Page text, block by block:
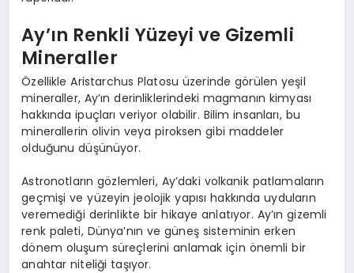
Ay’ın Renkli Yüzeyi ve Gizemli
Mineraller
Özellikle Aristarchus Platosu üzerinde görülen yeşil
mineraller, Ay’ın derinliklerindeki magmanın kimyası
hakkında ipuçları veriyor olabilir. Bilim insanları, bu
minerallerin olivin veya piroksen gibi maddeler
olduğunu düşünüyor.
Astronotların gözlemleri, Ay’daki volkanik patlamaların
geçmişi ve yüzeyin jeolojik yapısı hakkında uyduların
veremediği derinlikte bir hikaye anlatıyor. Ay’ın gizemli
renk paleti, Dünya’nın ve güneş sisteminin erken
dönem oluşum süreçlerini anlamak için önemli bir
anahtar niteliği taşıyor.